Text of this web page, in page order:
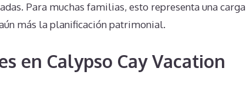
Para muchas familias, esto representa una carga
más la planificación patrimonial.
en Calypso Cay Vacation